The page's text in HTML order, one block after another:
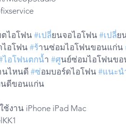
ไอโฟน #เปลี่ยนจอไอโฟน #เปลย
ไอโฟน #ร้านซ่อมไอโฟนขอนแก่น
ไอโฟนตกนํ้า #ศนย์ซ่อมไอโฟนข
นไหนดี #ซ่อมบอร์ดไอโฟน #แนะน
นดีขอนแก่น
งาน iPhone iPad Mac